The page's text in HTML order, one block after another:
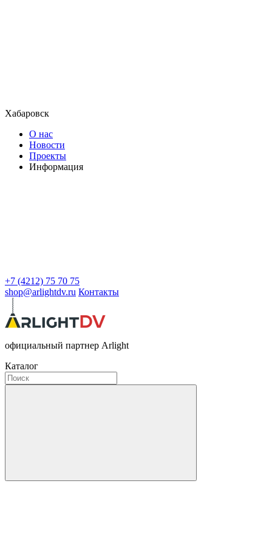
Хабаровск
О нас
Новости
Проекты
Информация
+7 (4212) 75 70 75
shop@arlightdv.ru Контакты
официальный партнер Arlight
Каталог